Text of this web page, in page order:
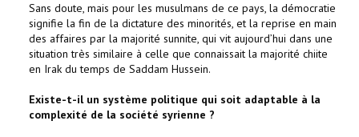
Sans doute, mais pour les musulmans de ce pays, la démocratie
signifie la fin de la dictature des minorités, et la reprise en main
des affaires par la majorité sunnite, qui vit aujourd’hui dans une
situation très similaire à celle que connaissait la majorité chiite
en Irak du temps de Saddam Hussein.
Existe-t-il un système politique qui soit adaptable à la
complexité de la société syrienne ?